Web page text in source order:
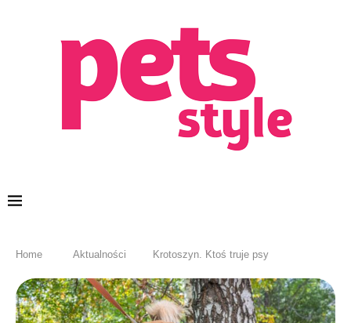
Home Aktualności Krotoszyn. Ktoś truje psy